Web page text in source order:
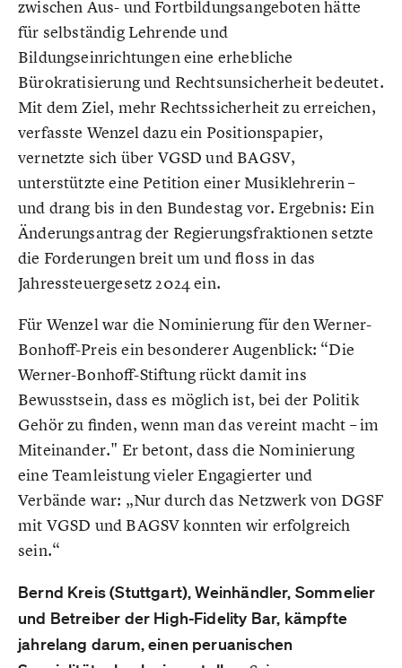
zwischen Aus- und Fortbildungsangeboten hätte
für selbständig Lehrende und
Bildungseinrichtungen eine erhebliche
Bürokratisierung und Rechtsunsicherheit bedeutet.
Mit dem Ziel, mehr Rechtssicherheit zu erreichen,
verfasste Wenzel dazu ein Positionspapier,
vernetzte sich über VGSD und BAGSV,
unterstützte eine Petition einer Musiklehrerin –
und drang bis in den Bundestag vor. Ergebnis: Ein
Änderungsantrag der Regierungsfraktionen setzte
die Forderungen breit um und floss in das
Jahressteuergesetz 2024 ein.
Für Wenzel war die Nominierung für den Werner-
Bonhoff-Preis ein besonderer Augenblick: “Die
Werner-Bonhoff-Stiftung rückt damit ins
Bewusstsein, dass es möglich ist, bei der Politik
Gehör zu finden, wenn man das vereint macht – im
Miteinander." Er betont, dass die Nominierung
eine Teamleistung vieler Engagierter und
Verbände war: „Nur durch das Netzwerk von DGSF
mit VGSD und BAGSV konnten wir erfolgreich
sein.“
Bernd Kreis (Stuttgart), Weinhändler, Sommelier
und Betreiber der High-Fidelity Bar, kämpfte
jahrelang darum, einen peruanischen